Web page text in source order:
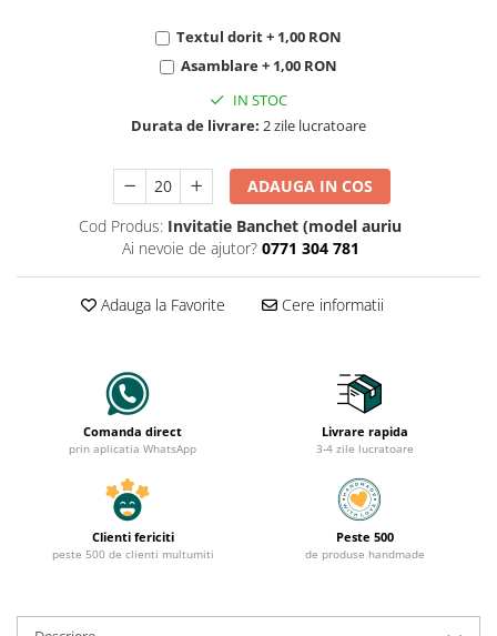
Textul dorit + 1,00 RON
Asamblare + 1,00 RON
IN STOC
Durata de livrare: 2 zile lucratoare
ADAUGA IN COS
Cod Produs: Invitatie Banchet (model auriu
Ai nevoie de ajutor? 0771 304 781
Adauga la Favorite Cere informatii
Comanda direct
prin aplicatia WhatsApp
Livrare rapida
3-4 zile lucratoare
Clienti fericiti
peste 500 de clienti multumiti
Peste 500
de produse handmade